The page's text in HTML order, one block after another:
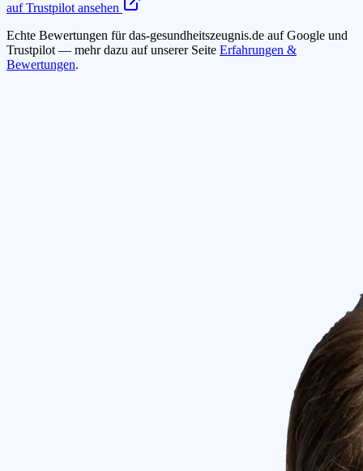
auf Trustpilot ansehen
Echte Bewertungen für das-gesundheitszeugnis.de auf Google und
Trustpilot — mehr dazu auf unserer Seite Erfahrungen &
Bewertungen.